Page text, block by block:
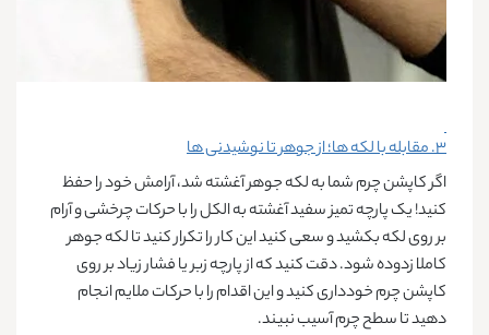
۳. مقابله با لکه‌ ها؛ از جوهر تا نوشیدنی‌ ها
اگر کاپشن چرم شما به لکه جوهر آغشته شد، آرامش خود را حفظ
کنید! یک پارچه تمیز سفید آغشته به الکل را با حرکات چرخشی و آرام
بر روی لکه بکشید و سعی کنید این کار را تکرار کنید تا لکه جوهر
کاملا زدوده شود. دقت کنید که از پارچه زبر یا فشار زیاد بر روی
کاپشن چرم خودداری کنید و این اقدام را با حرکات ملایم انجام
دهید تا سطح چرم آسیب نبیند.